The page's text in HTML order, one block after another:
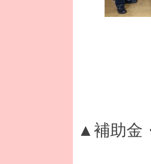
▲補助金